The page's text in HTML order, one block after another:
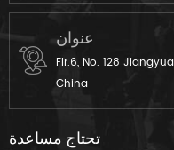
عنوان
Flr.6, No. 128
China
تحتاج مساعدة